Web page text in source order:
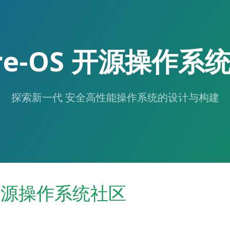
OS 开源操作系
探索新一代 安全高性能操作系统的设计与构建
操作系统社区